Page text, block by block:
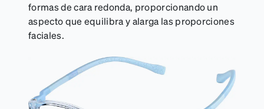
formas de cara redonda, proporcionando un
aspecto que equilibra y alarga las proporciones
faciales.